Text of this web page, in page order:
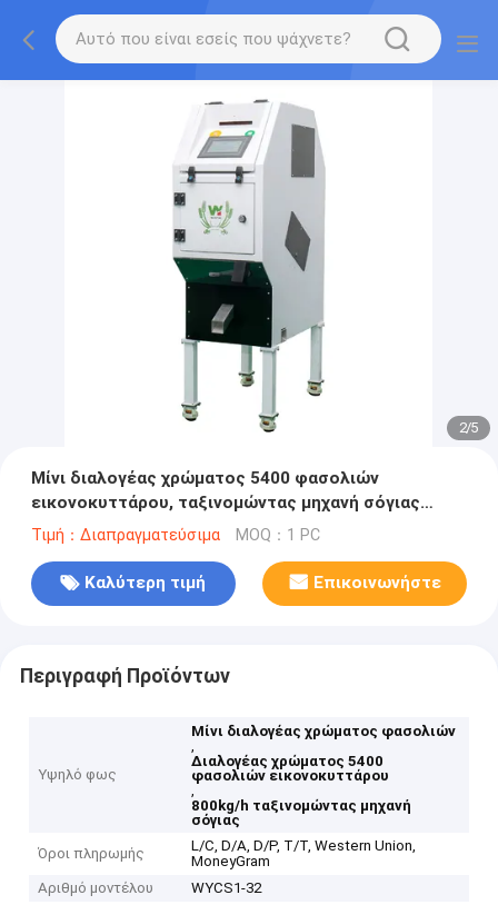
2/5
Μίνι διαλογέας χρώματος 5400 φασολιών
εικονοκυττάρου, ταξινομώντας μηχανή σόγιας
800kg/H
Τιμή：Διαπραγματεύσιμα MOQ：1 PC
Καλύτερη τιμή Επικοινωνήστε
Περιγραφή Προϊόντων
Υψηλό φως
Μίνι διαλογέας χρώματος φασολιών
,
Διαλογέας χρώματος 5400
φασολιών εικονοκυττάρου
,
800kg/h ταξινομώντας μηχανή
σόγιας
Όροι πληρωμής
L/C, D/A, D/P, T/T, Western Union,
MoneyGram
Αριθμό μοντέλου
WYCS1-32